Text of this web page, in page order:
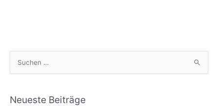
h
Neueste Beiträge